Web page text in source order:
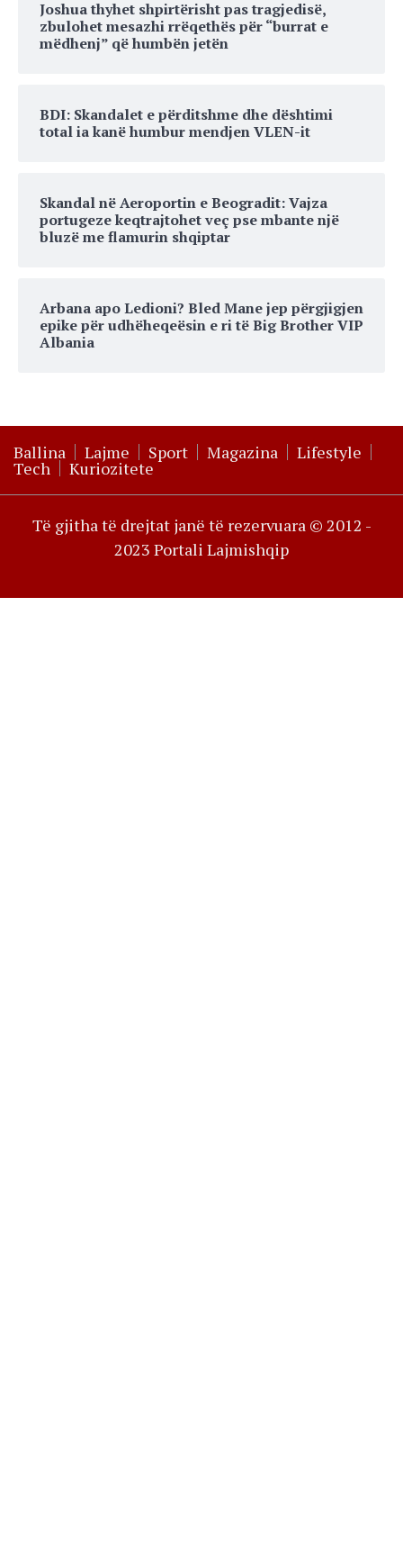
Joshua thyhet shpirtërisht pas tragjedisë,
zbulohet mesazhi rrëqethës për “burrat e
mëdhenj” që humbën jetën
BDI: Skandalet e përditshme dhe dështimi
total ia kanë humbur mendjen VLEN-it
Skandal në Aeroportin e Beogradit: Vajza
portugeze keqtrajtohet veç pse mbante një
bluzë me flamurin shqiptar
Arbana apo Ledioni? Bled Mane jep përgjigjen
epike për udhëheqeësin e ri të Big Brother VIP
Albania
Ballina Lajme Sport Magazina Lifestyle
Tech Kuriozitete
Të gjitha të drejtat janë të rezervuara © 2012 -
2023 Portali Lajmishqip